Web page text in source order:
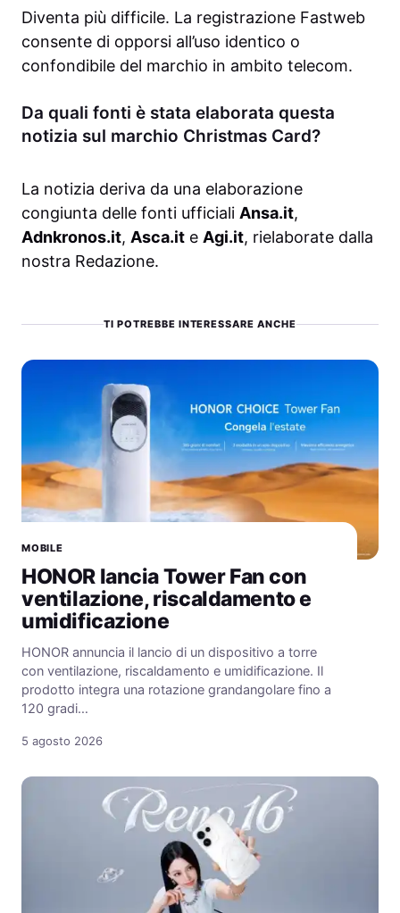
Diventa più difficile. La registrazione Fastweb
consente di opporsi all’uso identico o
confondibile del marchio in ambito telecom.
Da quali fonti è stata elaborata questa
notizia sul marchio Christmas Card?
La notizia deriva da una elaborazione
congiunta delle fonti ufficiali Ansa.it,
Adnkronos.it, Asca.it e Agi.it, rielaborate dalla
nostra Redazione.
TI POTREBBE INTERESSARE ANCHE
MOBILE
HONOR lancia Tower Fan con
ventilazione, riscaldamento e
umidificazione
HONOR annuncia il lancio di un dispositivo a torre
con ventilazione, riscaldamento e umidificazione. Il
prodotto integra una rotazione grandangolare fino a
120 gradi…
5 agosto 2026